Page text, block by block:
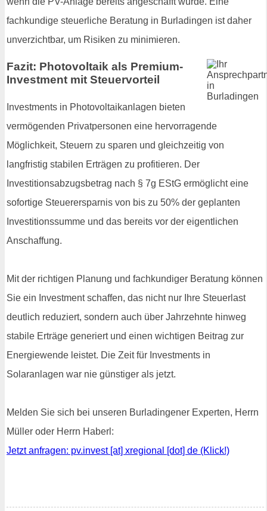
fachkundige steuerliche Beratung in Burladingen ist daher
unverzichtbar, um Risiken zu minimieren.
Fazit: Photovoltaik als Premium-
Investment mit Steuervorteil
Investments in Photovoltaikanlagen bieten
vermögenden Privatpersonen eine hervorragende
Möglichkeit, Steuern zu sparen und gleichzeitig von
langfristig stabilen Erträgen zu profitieren. Der
Investitionsabzugsbetrag nach § 7g EStG ermöglicht eine
sofortige Steuerersparnis von bis zu 50% der geplanten
Investitionssumme und das bereits vor der eigentlichen
Anschaffung.
Mit der richtigen Planung und fachkundiger Beratung können
Sie ein Investment schaffen, das nicht nur Ihre Steuerlast
deutlich reduziert, sondern auch über Jahrzehnte hinweg
stabile Erträge generiert und einen wichtigen Beitrag zur
Energiewende leistet. Die Zeit für Investments in
Solaranlagen war nie günstiger als jetzt.
Melden Sie sich bei unseren Burladingener Experten, Herrn
Müller oder Herrn Haberl:
Jetzt anfragen: pv.invest [at] xregional [dot] de (Klick!)